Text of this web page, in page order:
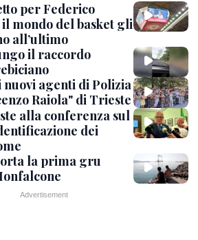
per Federico
mondo del basket gli
all’ultimo
il raccordo
agenti di Polizia
Raiola" di Trieste
alla conferenza sul
dei
la prima gru